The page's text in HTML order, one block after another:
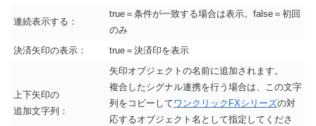
連続表示する：
true＝条件が一致する場合は表示。false＝初回
のみ
決済矢印の表示：
true＝決済印を表示
上下矢印の
追加文字列：
矢印オブジェクトの名前に追加されます。
複合したシグナル連携を行う場合は、この文字
列をコピーしてワンクリックFXシリーズの対
応するオブジェクト名として指定してくださ